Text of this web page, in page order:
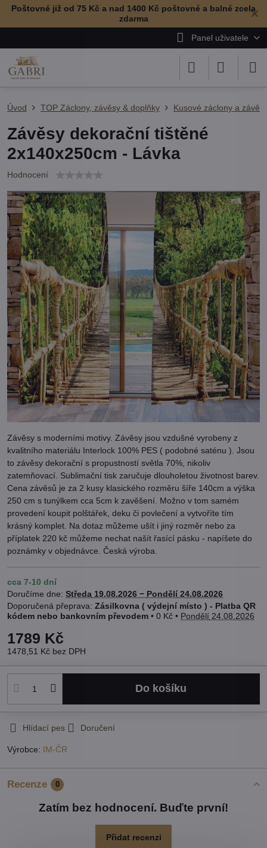
✕
Poštovné již od 75 Kč a nad 1400 Kč poštovné a balné zcela
zdarma
Panel uživatele
Úvod TOP Záclony, závěsy & doplňky Kusové záclony a
Závěsy dekorační tištěné
2x140x250cm - Lávka
Hodnocení
Závěsy s moderními motivy. Závěsy jsou vzdušné vyrobeny z
kvalitního materiálu Interlock 100% PES ( podobné saténu ). Jsou
to závěsy dekorační s propustností světla 70%, nikoliv
zatemňovací. Sublimační tisk zaručuje dlouholetou životnost barev.
Cena závěsů je za 2 kusy klasického rozměru šíře 140cm a výška
250 cm s tunýlkem cca 5cm k zavěšení. Možno v tom samém
provedení koupit polštářek, deku či povlečení a vytvoříte tím
krásný komplet. Na dotaz můžeme ušít i jiný rozměr nebo za
příplatek 220 kč můžeme nechat našít řasící pásku - napíšete do
poznámky v objednávce. Česká výroba.
cca 7-10 dní
Doručíme dne: Středa 19.08.2026 − Pondělí 24.08.2026
Zásilkovna ( výdejní místo ) - Platba QR
kódem nebo bankovním převodem • 0 Kč • Pondělí 24.08.2026
1789 Kč
1478,51 Kč bez DPH
Do košíku
Hlídací pes Doručení
Výrobce: IM-ČR
Recenze 0
Zatím bez hodnocení. Buďte první!
Přidat recenzi